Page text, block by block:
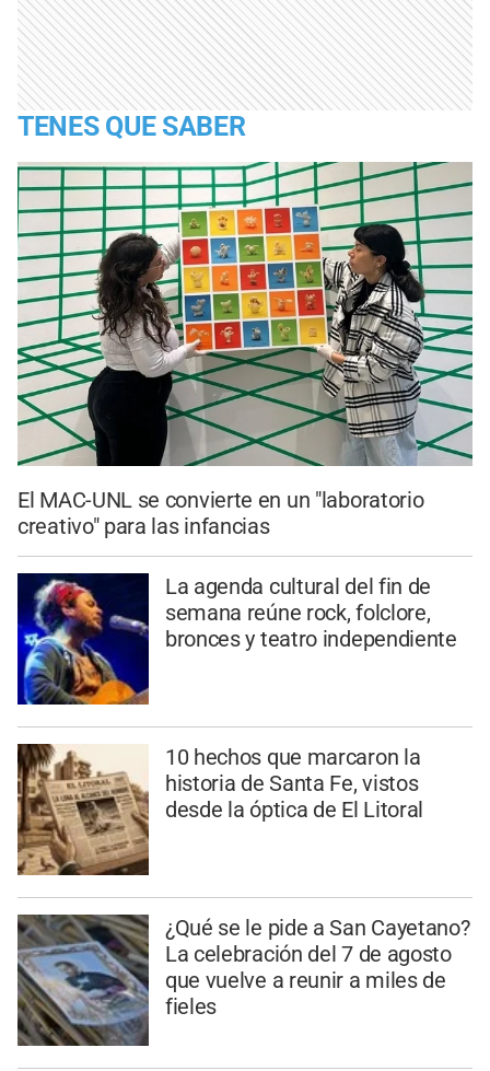
TENES QUE SABER
El MAC-UNL se convierte en un "laboratorio
creativo" para las infancias
La agenda cultural del fin de
semana reúne rock, folclore,
bronces y teatro independiente
10 hechos que marcaron la
historia de Santa Fe, vistos
desde la óptica de El Litoral
¿Qué se le pide a San Cayetano?
La celebración del 7 de agosto
que vuelve a reunir a miles de
fieles